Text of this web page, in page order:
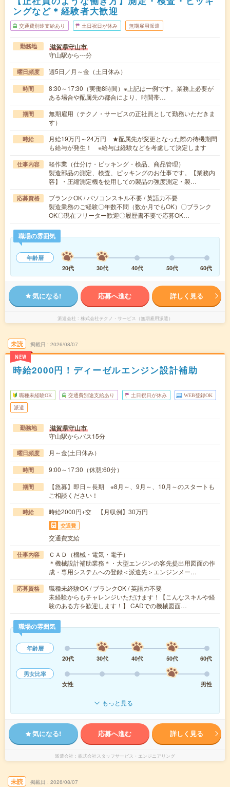
ングなど＊経験者大歓迎
交通費別途支給あり 土日祝日が休み 無期雇用派遣
勤務地 滋賀県守山市
守山駅から---分
曜日頻度 週5日／月～金（土日休み）
時間
8:30～17:30（実働8時間）※上記は一例です。業務上必要が
ある場合や配属先の都合により、時間帯…
期間
無期雇用（テクノ・サービスの正社員として勤務いただきま
す）
時給
月給19万円～24万円 ★配属先が変更となった際の待機期間
も給与が発生！ ※給与は経験などを考慮して決定します
仕事内容
軽作業（仕分け・ピッキング・検品、商品管理）
製造部品の測定、検査、ピッキングのお仕事です。【業務内
容】・圧縮測定機を使用しての製品の強度測定・製…
応募資格
ブランクOK / パソコンスキル不要 / 英語力不要
製造業務のご経験〇年数不問（数か月でもOK）〇ブランク
OK〇現在フリーター歓迎〇履歴書不要で応募OK…
職場の雰囲気
年齢層
20代
30代 40代 50代 60代
気になる! 応募へ進む 詳しく見る
派遣会社 株式会社テクノ・サービス（無期雇用派遣）
未読
NEW
掲載日 2026/08/07
時給2000円！ディーゼルエンジン設計補助
職種未経験OK 交通費別途支給あり 土日祝日が休み WEB登録OK
派遣
勤務地 滋賀県守山市
守山駅からバス15分
曜日頻度 月～金(土日休み）
時間 9:00～17:30（休憩:60分）
期間
【急募】即日～長期 ※8月～、9月～、10月～のスタートも
ご相談ください！
時給 時給2000円+交 【月収例】30万円
交通費
交通費支給
仕事内容
ＣＡＤ（機械・電気・電子）
＊機械設計補助業務＊・大型エンジンの客先提出用図面の作
成・専用システムへの登録＜派遣先＞エンジンメー…
応募資格
職種未経験OK / ブランクOK / 英語力不要
未経験からもチャレンジいただけます！【こんなスキルや経
験のある方を歓迎します！】 CADでの機械図面…
職場の雰囲気
年齢層
20代
30代 40代 50代
60代
男女比率
女性
男性
もっと見る
気になる! 応募へ進む 詳しく見る
派遣会社 株式会社スタッフサービス・エンジニアリング
未読 掲載日 2026/08/07